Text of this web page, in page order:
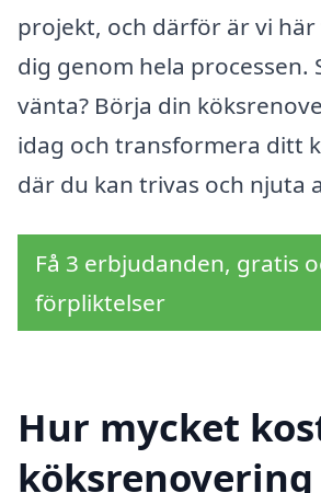
projekt, och därför är vi
dig genom hela processen.
vänta? Börja din
idag och transformera ditt
där du kan trivas och njuta
Få 3 erbjudanden, gratis
förpliktelser
Hur mycket
köksrenovering